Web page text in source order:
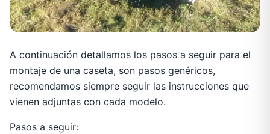
A continuación detallamos los pasos a seguir para el
montaje de una caseta, son pasos genéricos,
recomendamos siempre seguir las instrucciones que
vienen adjuntas con cada modelo.
Pasos a seguir: